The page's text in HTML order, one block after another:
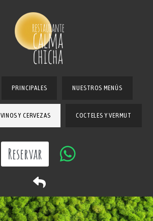
PRINCIPALES NUESTROS MENÚS
VINOS Y CERVEZAS COCTELES Y VERMUT
Reservar